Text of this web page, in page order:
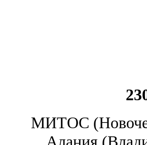
МИТОС